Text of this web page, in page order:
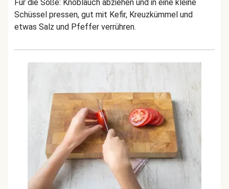
Für die Soße: Knoblauch abziehen und in eine kleine
Schüssel pressen, gut mit Kefir, Kreuzkümmel und
etwas Salz und Pfeffer verrühren.